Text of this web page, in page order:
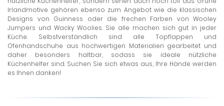
Irlandmotive gehören ebenso zum Angebot wie die klassischen
Designs von Guinness oder die frechen Farben von Wooley
Jumpers und Wacky Woolies. Sie alle machen sich gut in jeder
Küche. Selbstverständlich sind alle Topflappen und
Ofenhandschuhe aus hochwertigen Materialien gearbeitet und
daher besonders haltbar, sodass sie ideale nützliche
Küchenhelfer sind. Suchen Sie sich etwas aus, Ihre Hände werden
es Ihnen danken!